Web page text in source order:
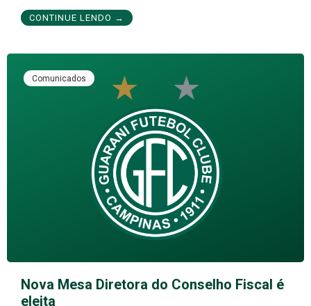
CONTINUE LENDO →
Comunicados
Nova Mesa Diretora do Conselho Fiscal é
eleita